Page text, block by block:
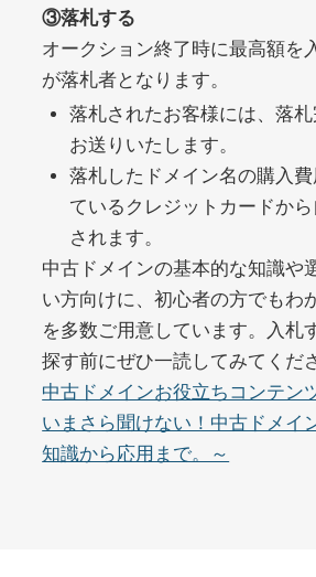
詳細を見る
ジャンル その他
DA47 外部リンク数2202 ドメイ
10,800円 入札 0件
buywrite-
ジャンルその他
DA 45 外部リンク数4677 ドメ
10,800円 入札 0件
③落札する
オークション終了時に最高額を
が落札者となります。
落札されたお客様には、落
お送りいたします。
落札したドメイン名の購入
ているクレジットカードか
されます。
中古ドメインの基本的な知識や
い方向けに、初心者の方でもわ
を多数ご用意しています。入札
探す前にぜひ一読してみてくだ
中古ドメインお役立ちコンテン
いまさら聞けない！中古ドメイ
知識から応用まで。～